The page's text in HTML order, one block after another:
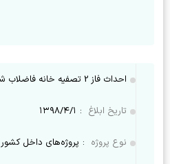
احداث فاز 2 تصفیه خانه فاضلاب شهر میناب
تاریخ ابلاغ : ۱۳۹۸/۴/۱
نوع پروژه : پروژه‌های داخل کشور